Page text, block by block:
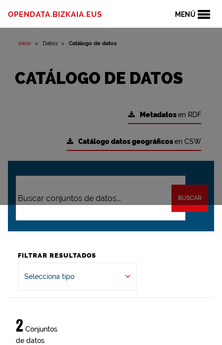
MENÚ
OPENDATA.BIZKAIA.EUS
Inicio Datos Catálogo de datos
CATÁLOGO DE DATOS
Metadatosen RDF
Catálogo datos geográficosen CSW
BUSCAR
FILTRAR RESULTADOS
Selecciona tipo
2 Conjuntos
de datos